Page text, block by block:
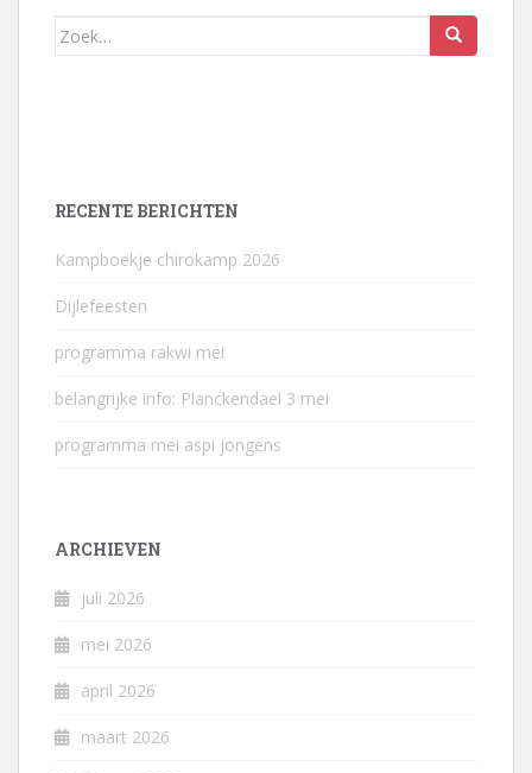
Zoek
RECENTE BERICHTEN
Kampboekje chirokamp 2026
Dijlefeesten
programma rakwi mei
belangrijke info: Planckendael 3 mei
programma mei aspi jongens
ARCHIEVEN
juli 2026
mei 2026
april 2026
maart 2026